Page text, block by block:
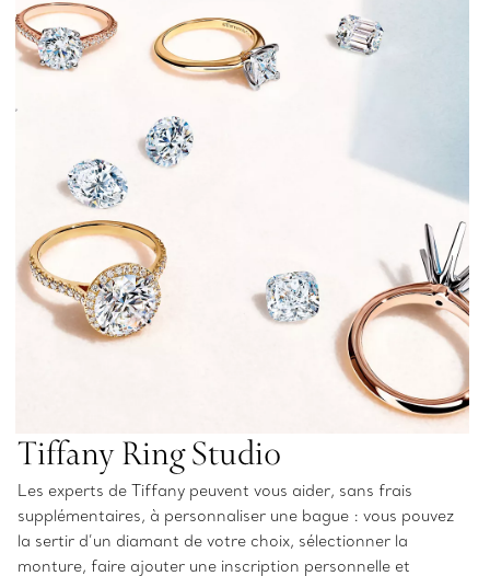
Tiffany Ring Studio
Les experts de Tiffany peuvent vous aider, sans frais
supplémentaires, à personnaliser une bague : vous pouvez
la sertir d’un diamant de votre choix, sélectionner la
monture, faire ajouter une inscription personnelle et